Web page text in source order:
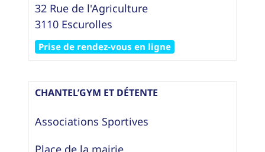
32 Rue de l'Agriculture
3110 Escurolles
Prise de rendez-vous en ligne
CHANTEL’GYM ET DÉTENTE
Associations Sportives
Place de la mairie